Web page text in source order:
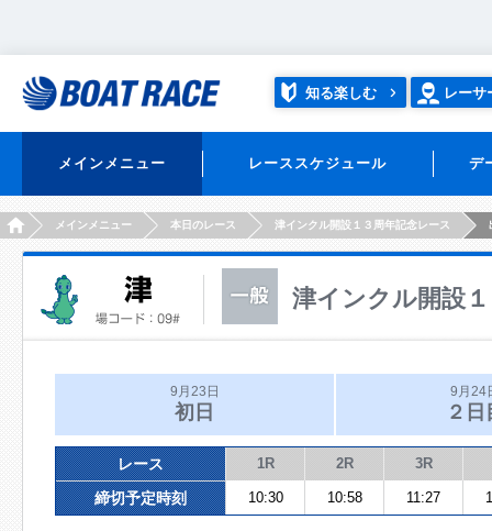
知る楽しむ レーサ
メインメニュー レーススケジュール デ
HOMEメインメニュー 本日のレース 津インクル開設１３周年記念レース
津インクル開設
9月23日
初日
9月24
２日
レース 1R 2R 3R
締切予定時刻 10:30 10:58 11:27